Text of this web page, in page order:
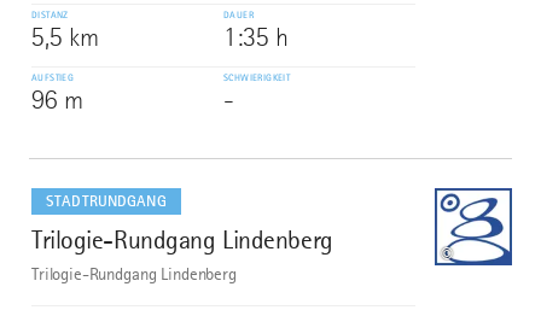
DISTANZ
5,5 km
DAUER
1:35 h
AUFSTIEG
96 m
SCHWIERIGKEIT
-
STADTRUNDGANG
8
Trilogie-Rundgang Lindenberg
©
Trilogie-Rundgang Lindenberg
dazu